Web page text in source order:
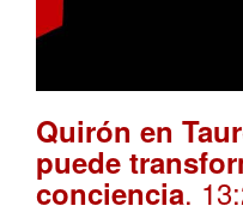
Quirón en
puede
conciencia.